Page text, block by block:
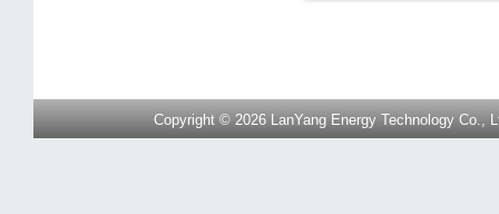
Copyright © 2026 LanYang Energy Technology